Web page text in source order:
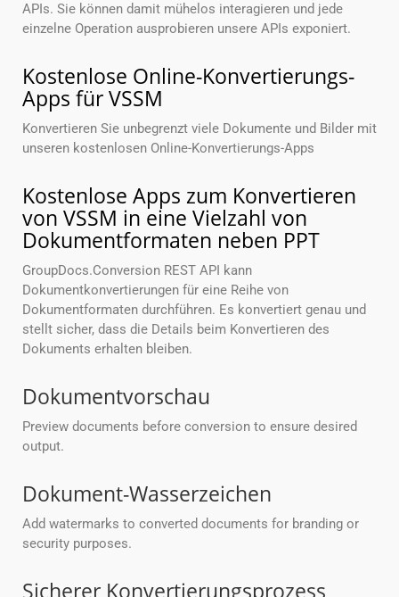
APIs. Sie können damit mühelos interagieren und jede
einzelne Operation ausprobieren unsere APIs exponiert.
Kostenlose Online-Konvertierungs-
Apps für VSSM
Konvertieren Sie unbegrenzt viele Dokumente und Bilder mit
unseren kostenlosen Online-Konvertierungs-Apps
Kostenlose Apps zum Konvertieren
von VSSM in eine Vielzahl von
Dokumentformaten neben PPT
GroupDocs.Conversion REST API kann
Dokumentkonvertierungen für eine Reihe von
Dokumentformaten durchführen. Es konvertiert genau und
stellt sicher, dass die Details beim Konvertieren des
Dokuments erhalten bleiben.
Dokumentvorschau
Preview documents before conversion to ensure desired
output.
Dokument-Wasserzeichen
Add watermarks to converted documents for branding or
security purposes.
Sicherer Konvertierungsprozess